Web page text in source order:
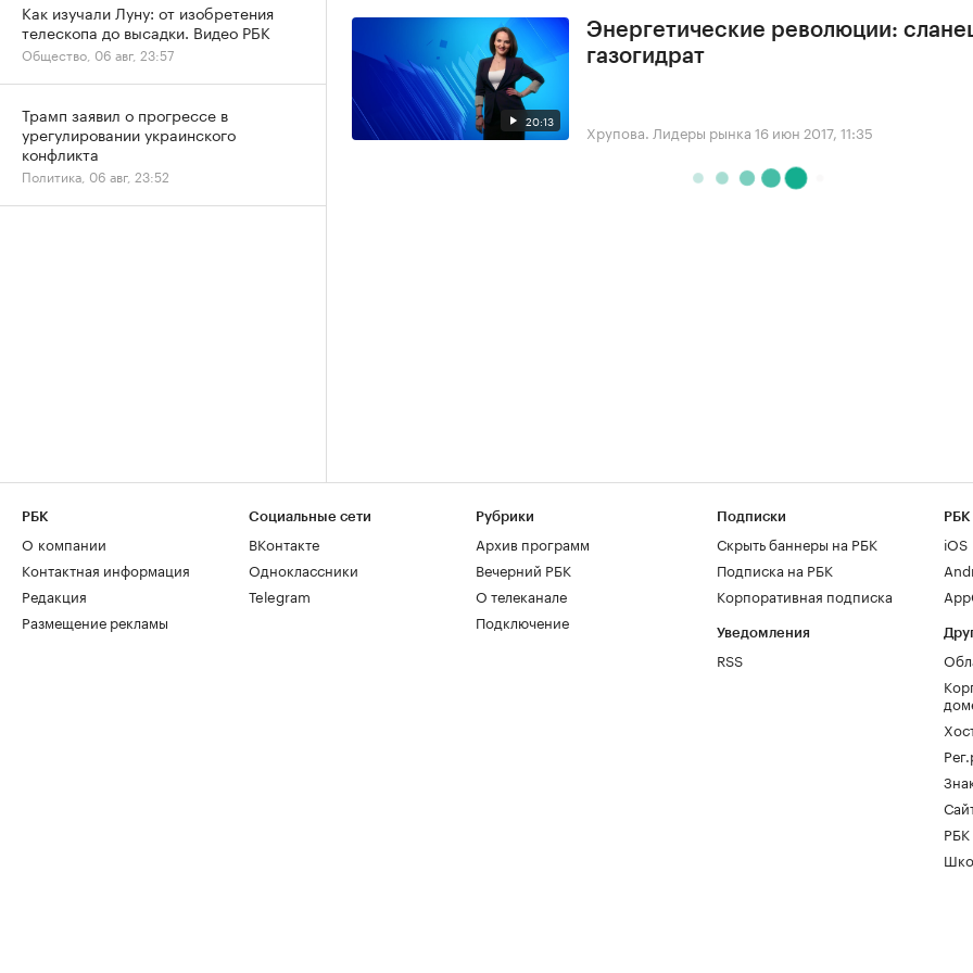
20:13
Энергетические революции:
газогидрат
Хрупова. Лидеры рынка 16 июн 2017, 11:35
Как изучали Луну: от изобретения
телескопа до высадки. Видео РБК
Общество, 06 авг, 23:57
Трамп заявил о прогрессе в
урегулировании украинского
конфликта
Политика, 06 авг, 23:52
РБК
О компании
Контактная информация
Редакция
Размещение рекламы
Социальные сети
ВКонтакте
Одноклассники
Telegram
Рубрики
Архив программ
Вечерний РБК
О телеканале
Подключение
Подписки
Скрыть баннеры на РБК
Подписка на РБК
Корпоративная подписка
Уведомления
RSS
РБК
iOS